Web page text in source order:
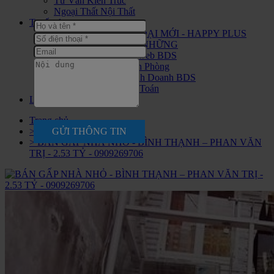
Ngoại Thất Nội Thất
Tuyển dụng
CHIẾN BINH THỜI ĐẠI MỚI - HAPPY PLUS
ĐANG ĐÓN CHÀO NHỮNG
Tuyển nhân viên Seo web BDS
Tuyển Nhân Viên Văn Phòng
Tuyển Nhân Viên Kinh Doanh BDS
Tuyển Nhân Viên Kế Toán
Liên hệ
Trang chủ
> Nhà Bán
> BÁN GẤP NHÀ NHỎ - BÌNH THẠNH – PHAN VĂN
TRỊ - 2.53 TỶ - 0909269706
GỬI THÔNG TIN